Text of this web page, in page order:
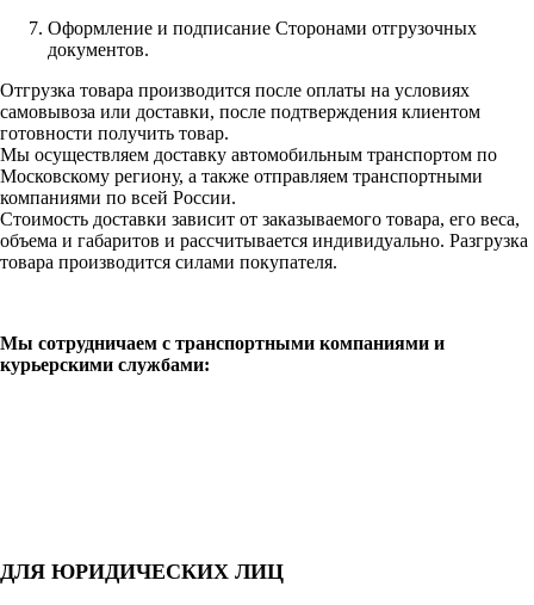
Оформление и подписание Сторонами отгрузочных
документов.
Отгрузка товара производится после оплаты на условиях
самовывоза или доставки, после подтверждения клиентом
готовности получить товар.
Мы осуществляем доставку автомобильным транспортом по
Московскому региону, а также отправляем транспортными
компаниями по всей России.
Стоимость доставки зависит от заказываемого товара, его веса,
объема и габаритов и рассчитывается индивидуально. Разгрузка
товара производится силами покупателя.
Мы сотрудничаем с транспортными компаниями и
курьерскими службами:
ДЛЯ ЮРИДИЧЕСКИХ ЛИЦ